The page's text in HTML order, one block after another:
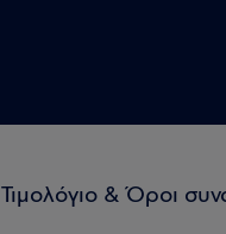
Τιμολόγιο & Όροι